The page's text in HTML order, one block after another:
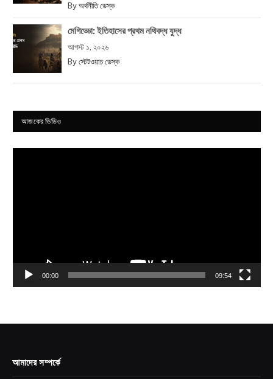
By অর্থনীতি ডেস্ক
মেগিড্ডো: ইতিহাসের প্রথম নথিবদ্ধ যুদ্ধ
আগস্ট ১, ২০২৬
By স্টেটওয়াচ ডেস্ক
আজকের ভিডিও
00:00 09:54
আমাদের সম্পর্কে